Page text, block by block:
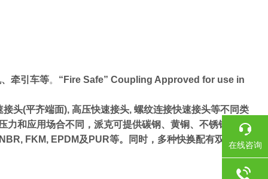
牵引车等。 “Fire Safe” Coupling Approved for use in
头(平齐端面), 高压快速接头, 螺纹连接快速接头等不同类
和应用场合不同，派克可提供碳钢、黄铜、不锈钢等多
FKM, EPDM及PUR等。同时，多种快换配有双层密封
在线咨询